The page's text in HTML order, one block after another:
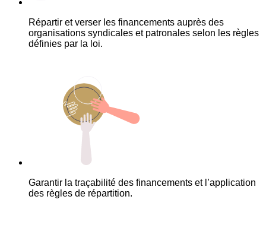
Répartir et verser les financements auprès des
organisations syndicales et patronales selon les règles
définies par la loi.
Garantir la traçabilité des financements et l’application
des règles de répartition.